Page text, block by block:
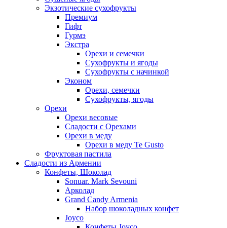
Экзотические сухофрукты
Премиум
Гифт
Гурмэ
Экстра
Орехи и семечки
Сухофрукты и ягоды
Сухофрукты с начинкой
Эконом
Орехи, семечки
Сухофрукты, ягоды
Орехи
Орехи весовые
Сладости с Орехами
Орехи в меду
Орехи в меду Te Gusto
Фруктовая пастила
Сладости из Армении
Конфеты, Шоколад
Sonuar. Mark Sevouni
Арколад
Grand Candy Armenia
Набор шоколадных конфет
Joyco